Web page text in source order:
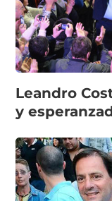
Leandro
y